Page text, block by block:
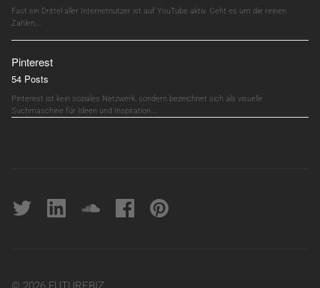
Fast ein Drittel aller Internetnutzer ist auf YouTube aktiv. Geht es um die reinen
Zahlen,…
Pinterest
54 Posts
Pinterest ist kein soziales Netzwerk, sondern bezeichnet sich als visuelle
Suchmaschine für Ideen und Inspiration.…
Twitter linkedin soundcloudFacebookpinterest